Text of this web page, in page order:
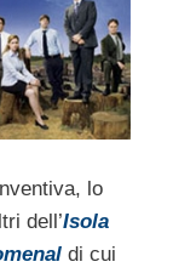
lo
dell’Isola
di cui